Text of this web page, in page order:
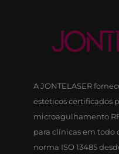
A JONTELASER
estéticos certificados
microagulhamento
para clínicas em todo
norma ISO 13485